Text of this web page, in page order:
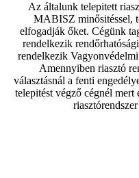
Az általunk telepitett
MABISZ minősitéssel,
elfogadják őket. Cégünk
rendelkezik
rendelkezik
Amennyiben riasztó
választásnál a fenti
telepitést végző cégnél mert